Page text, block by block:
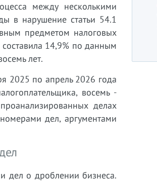
между несколькими
в нарушение статьи 54.1
предметом налоговых
14,9% по данным
лет.
2025 по апрель 2026 года
восемь -
делах
дел, аргументами
дел о дроблении бизнеса.